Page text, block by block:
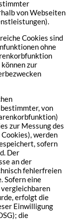
von Webseiten
Cookies sind
ohne
zur
von
zur Messung des
werden
sofern
Der
an der
fehlerfreien
Sofern eine
vergleichbaren
erfolgt die
Einwilligung
die